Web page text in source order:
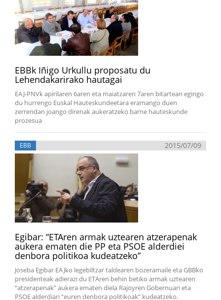
EBBk Iñigo Urkullu proposatu du
Lehendakarirako hautagai
EAJ-PNVk apirilaren 6aren eta maiatzaren 7aren bitartean egingo
du hurrengo Euskal Hauteskundeetara eramango duen
zerrendan joango direnak aukeratzeko barne hauteskunde
prozesua
EBB 2015/07/09
Egibar: “ETAren armak uztearen atzerapenak
aukera ematen die PP eta PSOE alderdiei
denbora politikoa kudeatzeko”
Joseba Egibar EAJko legebiltzar taldearen bozeramaile eta GBBko
presidenteak adierazi du ETAren behin betiko armak uztearen
“atzerapenak” aukera ematen diela Rajoyren Gobernuari eta
PSOE alderdiari “euren denbora politikoak” kudeatzeko.